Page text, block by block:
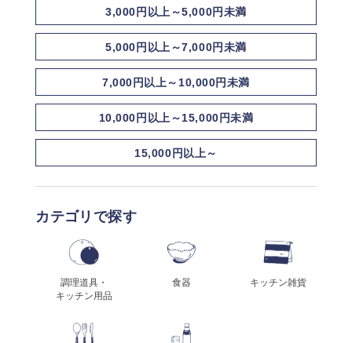
3,000円以上～5,000円未満
5,000円以上～7,000円未満
7,000円以上～10,000円未満
10,000円以上～15,000円未満
15,000円以上～
カテゴリで探す
調理道具・
キッチン用品
食器 キッチン雑貨